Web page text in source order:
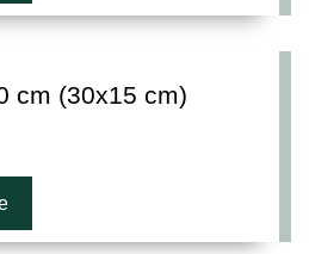
cm (30x15 cm)